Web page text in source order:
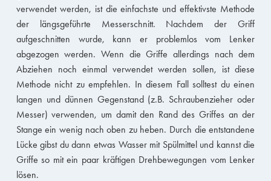
verwendet werden, ist die einfachste und effektivste Methode
der längsgeführte Messerschnitt. Nachdem der Griff
aufgeschnitten wurde, kann er problemlos vom Lenker
abgezogen werden. Wenn die Griffe allerdings nach dem
Abziehen noch einmal verwendet werden sollen, ist diese
Methode nicht zu empfehlen. In diesem Fall solltest du einen
langen und dünnen Gegenstand (z.B. Schraubenzieher oder
Messer) verwenden, um damit den Rand des Griffes an der
Stange ein wenig nach oben zu heben. Durch die entstandene
Lücke gibst du dann etwas Wasser mit Spülmittel und kannst die
Griffe so mit ein paar kräftigen Drehbewegungen vom Lenker
lösen.